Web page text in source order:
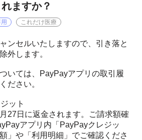
ますか？
これだけ医療
ンセルいたしますので、引き落と
外します。
いては、PayPayアプリの取引履
ださい。
ット
27日に返金されます。ご請求額確
アプリ内「PayPayクレジッ
」や「利用明細」でご確認くださ